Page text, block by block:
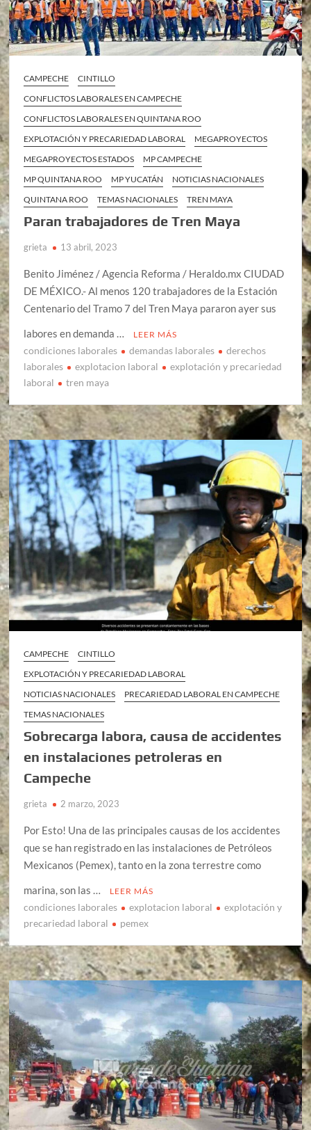
CAMPECHE
CINTILLO
CONFLICTOS LABORALES EN CAMPECHE
CONFLICTOS LABORALES EN QUINTANA ROO
EXPLOTACIÓN Y PRECARIEDAD LABORAL
MEGAPROYECTOS
MEGAPROYECTOS ESTADOS
MP CAMPECHE
MP QUINTANA ROO
MP YUCATÁN
NOTICIAS NACIONALES
QUINTANA ROO
TEMAS NACIONALES TREN MAYA
Paran trabajadores de Tren Maya
grieta 13 abril, 2023
Benito Jiménez / Agencia Reforma / Heraldo.mx CIUDAD
DE MÉXICO.- Al menos 120 trabajadores de la Estación
Centenario del Tramo 7 del Tren Maya pararon ayer sus
labores en demanda …
LEER MÁS
condiciones laborales demandas laborales
derechos
laborales
explotacion laboral
explotación y precariedad
laboral
tren maya
CAMPECHE
CINTILLO
EXPLOTACIÓN Y PRECARIEDAD LABORAL
NOTICIAS NACIONALES
PRECARIEDAD LABORAL EN CAMPECHE
TEMAS NACIONALES
Sobrecarga labora, causa de accidentes
en instalaciones petroleras en
Campeche
grieta 2 marzo, 2023
Por Esto! Una de las principales causas de los accidentes
que se han registrado en las instalaciones de Petróleos
Mexicanos (Pemex), tanto en la zona terrestre como
marina, son las …
LEER MÁS
condiciones laborales explotacion laboral
explotación y
precariedad laboral
pemex